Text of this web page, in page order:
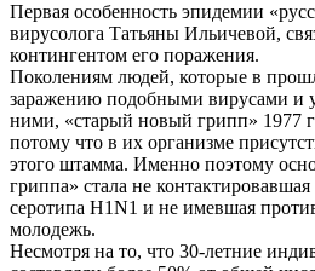
Первая особенность эпидемии
вирусолога Татьяны Ильичевой,
контингентом его поражения.
Поколениям людей, которые в
заражению подобными вирусами и
ними, «старый новый грипп» 1977
потому что в их организме
этого штамма. Именно поэтому
гриппа» стала не
серотипа H1N1 и не имевшая
молодежь.
Несмотря на то, что 30-летние